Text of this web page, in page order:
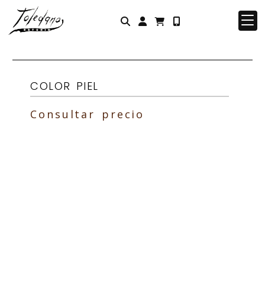
Identifícate
COLOR PIEL
Consultar precio